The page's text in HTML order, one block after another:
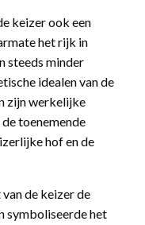
keizer ook een
het rijk in
steeds minder
idealen van de
zijn werkelijke
toenemende
hof en de
de keizer de
symboliseerde het